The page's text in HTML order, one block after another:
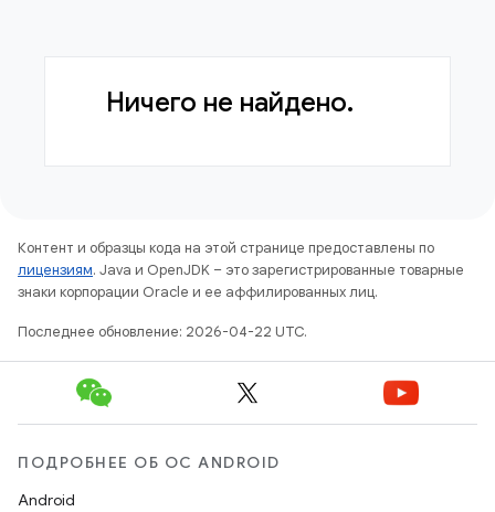
Ничего не найдено.
Контент и образцы кода на этой странице предоставлены по
лицензиям. Java и OpenJDK – это зарегистрированные товарные
знаки корпорации Oracle и ее аффилированных лиц.
Последнее обновление: 2026-04-22 UTC.
ПОДРОБНЕЕ ОБ ОС ANDROID
Android